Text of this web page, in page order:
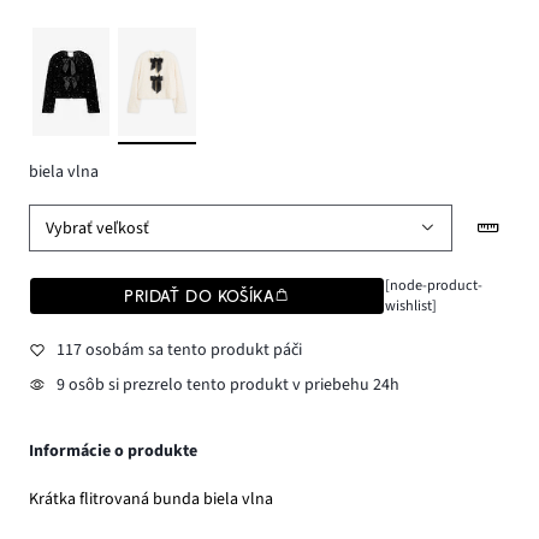
biela vlna
Vybrať veľkosť
PRIDAŤ DO KOŠÍKA
[node-product-
wishlist]
117 osobám sa tento produkt páči
9 osôb si prezrelo tento produkt v priebehu 24h
Informácie o produkte
Krátka flitrovaná bunda biela vlna